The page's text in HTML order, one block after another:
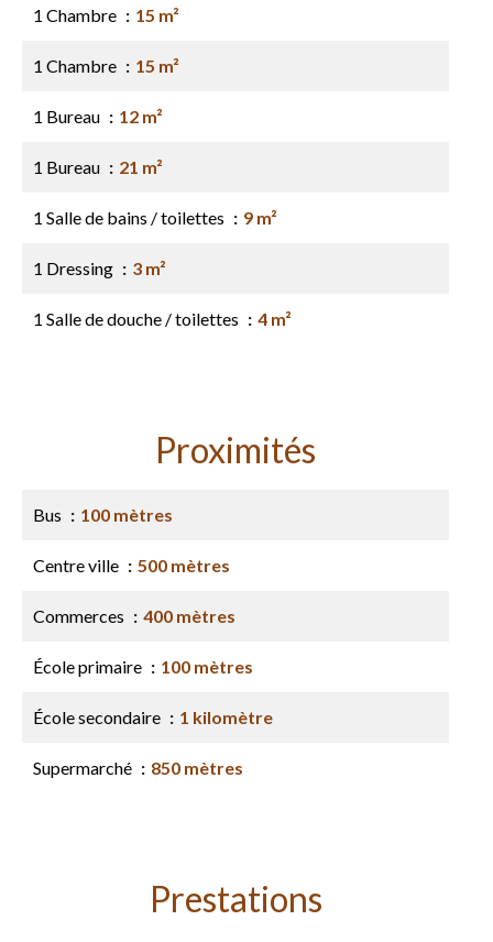
1 Chambre 15 m²
1 Chambre 15 m²
1 Bureau 12 m²
1 Bureau 21 m²
1 Salle de bains / toilettes 9 m²
1 Dressing 3 m²
1 Salle de douche / toilettes 4 m²
Proximités
Bus 100 mètres
Centre ville 500 mètres
Commerces 400 mètres
École primaire 100 mètres
École secondaire 1 kilomètre
Supermarché 850 mètres
Prestations